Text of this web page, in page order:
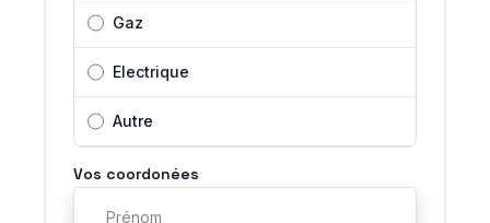
Gaz
Electrique
Autre
Vos coordonées